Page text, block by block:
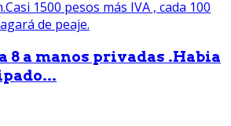
8 a manos privadas .Habia